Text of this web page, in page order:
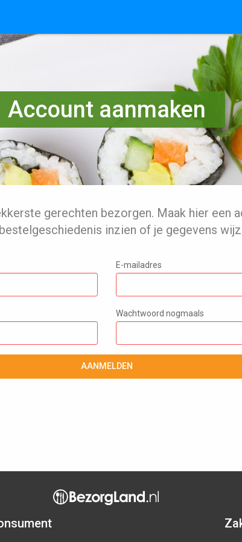
Account aanmaken
gerechten bezorgen. Maak hier een
inzien of je gegevens
E-mailadres
Wachtwoord nogmaals
AANMELDEN